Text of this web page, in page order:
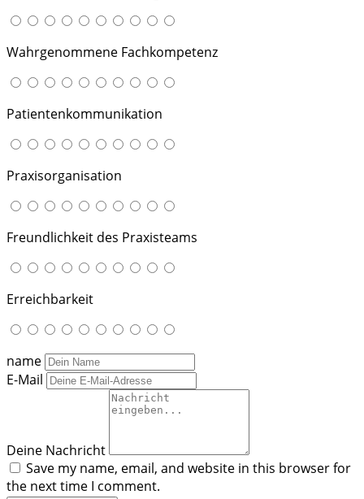
Wahrgenommene Fachkompetenz
Patientenkommunikation
Praxisorganisation
Freundlichkeit des Praxisteams
Erreichbarkeit
name
E-Mail
Deine Nachricht
Save my name, email, and website in this browser for
the next time I comment.